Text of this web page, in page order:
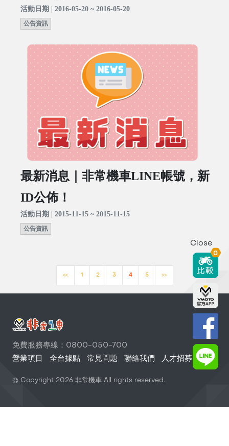
活動日期 | 2016-05-20 ~ 2016-05-20
公告資訊
最新消息｜非常機車LINE帳號，新
ID公佈！
活動日期 | 2015-11-15 ~ 2015-11-15
公告資訊
<< 1 2 3 4 5 >>
免費服務專線：0800-050-700
營業項目
全台據點 常見問題 聯絡我們 人才招募
© Copyright 2026 非常機車 All rights reserved.
Close
0